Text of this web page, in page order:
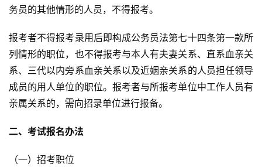
务员的其他情形的人员，不得报考。
报考者不得报考录用后即构成公务员法第七十四条第一款所
列情形的职位，也不得报考与本人有夫妻关系、直系血亲关
系、三代以内旁系血亲关系以及近姻亲关系的人员担任领导
成员的用人单位的职位。报考者与所报考单位中工作人员有
亲属关系的，需向招录单位进行报备。
二、考试报名办法
（一）招考职位